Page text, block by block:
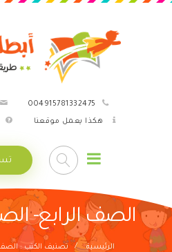
004915781332475
هكذا يعمل موقعنا
الصف الرابع-
الرئيسية تصنيف الكتب :